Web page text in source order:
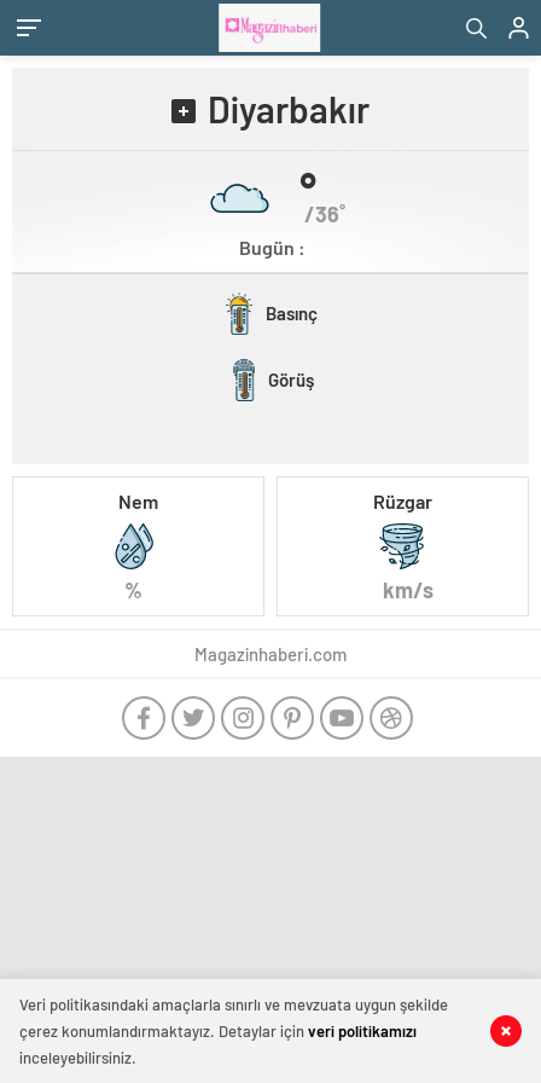
Diyarbakır
˚
/36˚
Bugün :
Basınç
Görüş
Nem
%
Rüzgar
km/s
Magazinhaberi.com
Veri politikasındaki amaçlarla sınırlı ve mevzuata uygun şekilde
çerez konumlandırmaktayız. Detaylar içinveri politikamızı
inceleyebilirsiniz.